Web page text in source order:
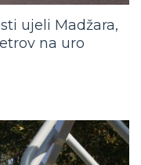
ujeli Madžara,
na uro